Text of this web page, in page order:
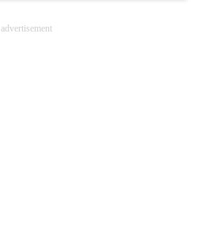
advertisement